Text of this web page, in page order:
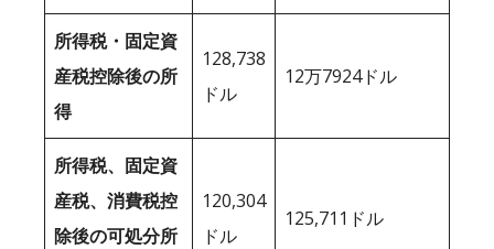
所得税・固定資
産税控除後の所
得
128,738
ドル
12万7924ドル
所得税、固定資
産税、消費税控
除後の可処分所
120,304
ドル
125,711ドル